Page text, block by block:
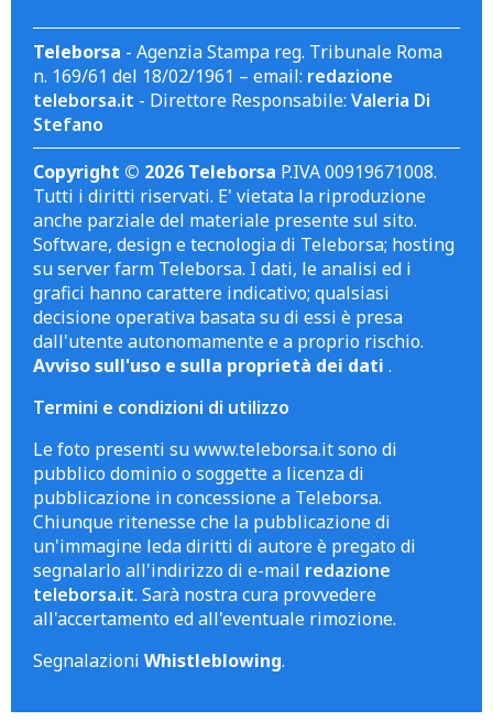
Teleborsa - Agenzia Stampa reg. Tribunale Roma
n. 169/61 del 18/02/1961 – email: redazione
teleborsa.it - Direttore Responsabile: Valeria Di
Stefano
Copyright © 2026 Teleborsa P.IVA 00919671008.
Tutti i diritti riservati. E' vietata la riproduzione
anche parziale del materiale presente sul sito.
Software, design e tecnologia di Teleborsa; hosting
su server farm Teleborsa. I dati, le analisi ed i
grafici hanno carattere indicativo; qualsiasi
decisione operativa basata su di essi è presa
dall'utente autonomamente e a proprio rischio.
Avviso sull'uso e sulla proprietà dei dati .
Termini e condizioni di utilizzo
Le foto presenti su www.teleborsa.it sono di
pubblico dominio o soggette a licenza di
pubblicazione in concessione a Teleborsa.
Chiunque ritenesse che la pubblicazione di
un'immagine leda diritti di autore è pregato di
segnalarlo all'indirizzo di e-mail redazione
teleborsa.it. Sarà nostra cura provvedere
all'accertamento ed all'eventuale rimozione.
Segnalazioni Whistleblowing.